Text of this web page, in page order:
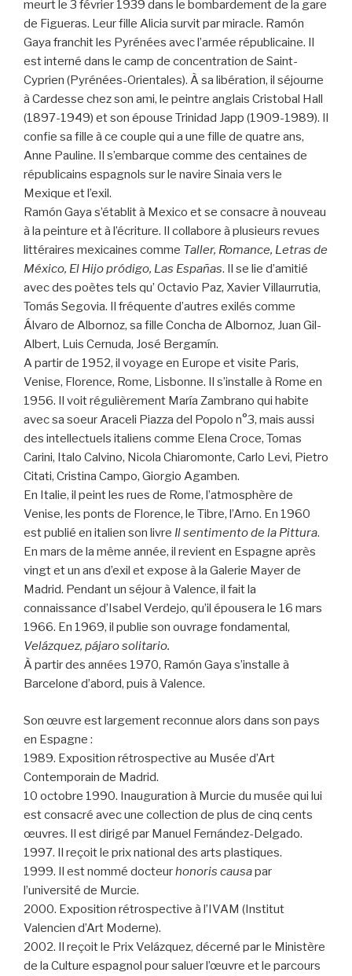
meurt le 3 février 1939 dans le bombardement de la gare
de Figueras. Leur fille Alicia survit par miracle. Ramón
Gaya franchit les Pyrénées avec l’armée républicaine. Il
est interné dans le camp de concentration de Saint-
Cyprien (Pyrénées-Orientales). À sa libération, il séjourne
à Cardesse chez son ami, le peintre anglais Cristobal Hall
(1897-1949) et son épouse Trinidad Japp (1909-1989). Il
confie sa fille à ce couple qui a une fille de quatre ans,
Anne Pauline. Il s’embarque comme des centaines de
républicains espagnols sur le navire Sinaia vers le
Mexique et l’exil.
Ramón Gaya s’établit à Mexico et se consacre à nouveau
à la peinture et à l’écriture. Il collabore à plusieurs revues
littéraires mexicaines comme Taller, Romance, Letras de
México, El Hijo pródigo, Las Españas. Il se lie d’amitié
avec des poètes tels qu’ Octavio Paz, Xavier Villaurrutia,
Tomás Segovia. Il fréquente d’autres exilés comme
Álvaro de Albornoz, sa fille Concha de Albornoz, Juan Gil-
Albert, Luis Cernuda, José Bergamín.
A partir de 1952, il voyage en Europe et visite Paris,
Venise, Florence, Rome, Lisbonne. Il s’installe à Rome en
1956. Il voit régulièrement María Zambrano qui habite
avec sa soeur Araceli Piazza del Popolo n°3, mais aussi
des intellectuels italiens comme Elena Croce, Tomas
Carini, Italo Calvino, Nicola Chiaromonte, Carlo Levi, Pietro
Citati, Cristina Campo, Giorgio Agamben.
En Italie, il peint les rues de Rome, l’atmosphère de
Venise, les ponts de Florence, le Tibre, l’Arno. En 1960
est publié en italien son livre Il sentimento de la Pittura.
En mars de la même année, il revient en Espagne après
vingt et un ans d’exil et expose à la Galerie Mayer de
Madrid. Pendant un séjour à Valence, il fait la
connaissance d’Isabel Verdejo, qu’il épousera le 16 mars
1966. En 1969, il publie son ouvrage fondamental,
Velázquez, pájaro solitario.
À partir des années 1970, Ramón Gaya s’installe à
Barcelone d’abord, puis à Valence.
Son œuvre est largement reconnue alors dans son pays
en Espagne :
1989. Exposition rétrospective au Musée d’Art
Contemporain de Madrid.
10 octobre 1990. Inauguration à Murcie du musée qui lui
est consacré avec une collection de plus de cinq cents
œuvres. Il est dirigé par Manuel Fernández-Delgado.
1997. Il reçoit le prix national des arts plastiques.
1999. Il est nommé docteurhonoris causapar
l’université de Murcie.
2000. Exposition rétrospective à l’IVAM (Institut
Valencien d’Art Moderne).
2002. Il reçoit le Prix Velázquez, décerné par le Ministère
de la Culture espagnol pour saluer l’œuvre et le parcours